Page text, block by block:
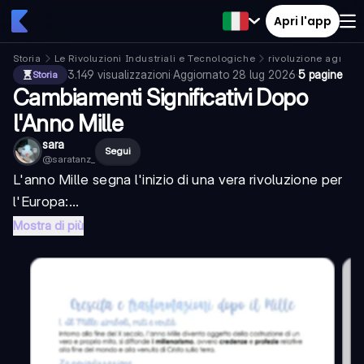
Apri l'app
Storia Le Rivoluzioni Industriali e Tecnologiche
rivoluzione
Storia
3.149 visualizzazioni·Aggiornato 28 lug 2026·5 pagine
Cambiamenti Significativi Dopo
l'Anno Mille
sara
@saratanz_
Segui
L'anno Mille segna l'inizio di una vera rivoluzione per
l'Europa:...
Mostra di più